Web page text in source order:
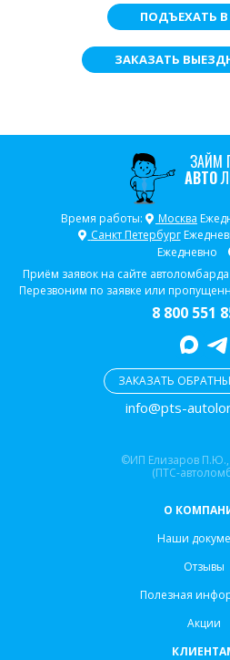
ПОДЪЕХАТЬ
ЗАКАЗАТЬ
ЗАЙМ
АВТО
Время работы: Москва
Санкт Петербург
Ежедневно
Приём заявок на сайте
Перезвоним по заявке или
8 800 551
ЗАКАЗАТЬ
info@pts-
©ИП Елизаров П.Ю.,
(ПТС-
О
Наши
Отзывы
Полезная
Акции